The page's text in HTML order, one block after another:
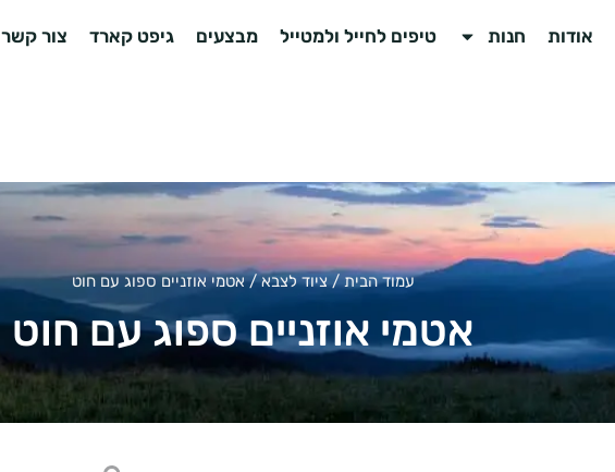
אודות חנות טיפים לחייל ולמטייל מבצעים גיפט קארד צור קשר
עמוד הבית/ציוד לצבא/ אטמי אוזניים ספוג עם חוט
אטמי אוזניים ספוג עם חוט